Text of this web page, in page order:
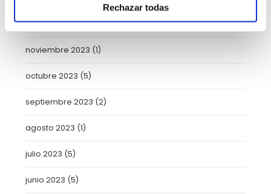
Rechazar todas
enero 2024(2)
noviembre 2023 (1)
octubre 2023 (5)
septiembre 2023 (2)
agosto 2023 (1)
julio 2023 (5)
junio 2023 (5)